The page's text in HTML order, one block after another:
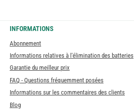
INFORMATIONS
Abonnement
Informations relatives à l'élimination des batteries
Garantie du meilleur prix
FAQ - Questions fréquemment posées
Informations sur les commentaires des clients
Blog